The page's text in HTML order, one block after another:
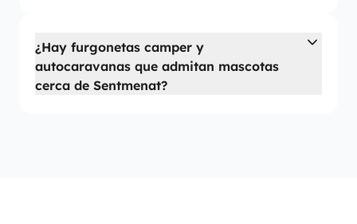
¿Hay furgonetas camper y
autocaravanas que admitan mascotas
cerca de Sentmenat?